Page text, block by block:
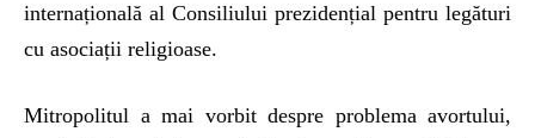
internațională al Consiliului prezidențial pentru legături
cu asociații religioase.
Mitropolitul a mai vorbit despre problema avortului,